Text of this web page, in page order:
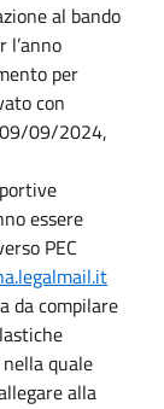
al bando
l’anno
per
con
09/09/2024,
essere
PEC
da compilare
quale
alla